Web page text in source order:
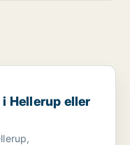
eller Charlottenlund
Hellerup eller